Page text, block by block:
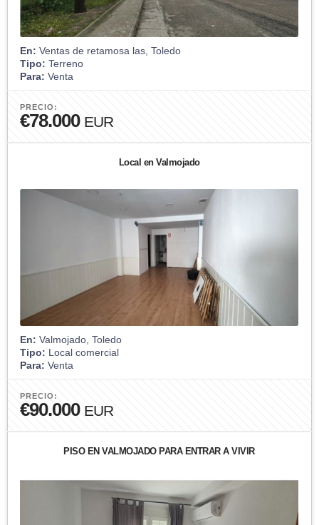
En: Ventas de retamosa las, Toledo
Tipo: Terreno
Para: Venta
PRECIO:
€78.000 EUR
Local en Valmojado
En: Valmojado, Toledo
Tipo: Local comercial
Para: Venta
PRECIO:
€90.000 EUR
PISO EN VALMOJADO PARA ENTRAR A VIVIR